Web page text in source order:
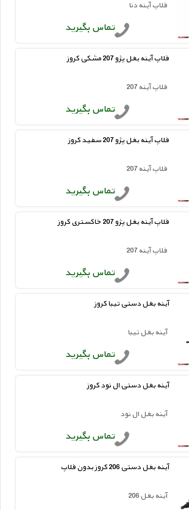
فلاپ آینه دنا
تماس بگیرید
فلاپ آینه بغل پژو 207 مشکی کروز
فلاپ آینه 207
تماس بگیرید
فلاپ آینه بغل پژو 207 سفید کروز
فلاپ آینه 207
تماس بگیرید
فلاپ آینه بغل پژو 207 خاکستری کروز
فلاپ آینه 207
تماس بگیرید
آینه بغل دستی تیبا کروز
آینه بغل تیبا
تماس بگیرید
آینه بغل دستی ال نود کروز
آینه بغل ال نود
تماس بگیرید
آینه بغل دستی 206 کروز بدون فلاپ
آینه بغل 206